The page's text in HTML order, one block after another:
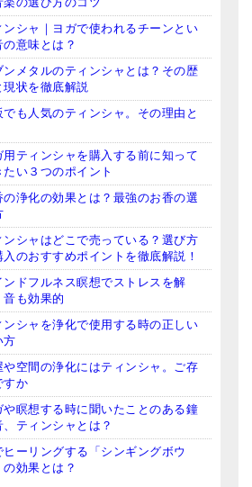
ンシャ｜ヨガで使われるチーンとい
の意味とは？
ンメタルのティンシャとは？その歴
現状を徹底解説
でも人気のティンシャ。その理由と
用ティンシャを購入する前に知って
たい３つのポイント
の浄化の効果とは？最強のお香の選
ンシャはどこで売っている？選び方
入のおすすめポイントを徹底解説！
ンドフルネス瞑想でストレスを解
音も効果的
ンシャを浄化で使用する時の正しい
方
や空間の浄化にはティンシャ。ご存
すか
や瞑想する時に聞いたことのある鐘
、ティンシャとは？
ヒーリングする「シンギングボウ
の効果とは？